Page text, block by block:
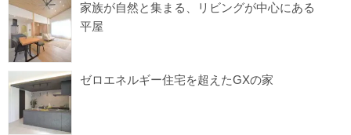
家族が自然と集まる、リビングが中心にある
平屋
ゼロエネルギー住宅を超えたGXの家